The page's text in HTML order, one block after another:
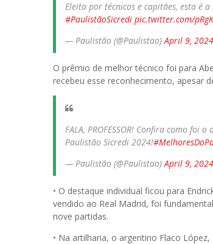
Eleita por técnicos e capitães, esta é
#PaulistãoSicredi pic.twitter.com/
— Paulistão (@Paulistao)April 9, 2024
O prêmio de melhor técnico foi para
recebeu esse reconhecimento, apesar
FALA, PROFESSOR! Confira como
Paulistão Sicredi 2024!
— Paulistão (@Paulistao)April 9, 2024
• O destaque individual ficou para
vendido ao Real Madrid, foi
nove partidas.
• Na artilharia, o argentino Flaco